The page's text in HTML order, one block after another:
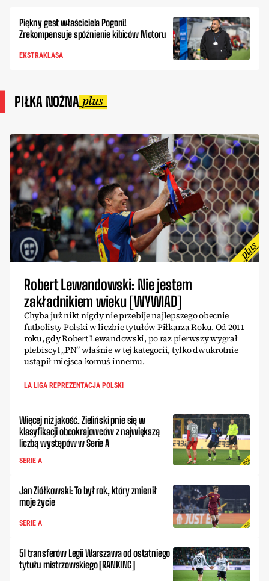
Piękny gest właściciela Pogoni!
Zrekompensuje spóźnienie kibiców Motoru
EKSTRAKLASA
PIŁKA NOŻNA
Robert Lewandowski: Nie jestem
zakładnikiem wieku [WYWIAD]
Chyba już nikt nigdy nie przebije najlepszego obecnie
futbolisty Polski w liczbie tytułów Piłkarza Roku. Od 2011
roku, gdy Robert Lewandowski, po raz pierwszy wygrał
plebiscyt „PN” właśnie w tej kategorii, tylko dwukrotnie
ustąpił miejsca komuś innemu.
LA LIGA REPREZENTACJA POLSKI
Więcej niż jakość. Zieliński pnie się w
klasyfikacji obcokrajowców z największą
liczbą występów w Serie A
SERIE A
Jan Ziółkowski: To był rok, który zmienił
moje życie
SERIE A
51 transferów Legii Warszawa od ostatniego
tytułu mistrzowskiego [RANKING]